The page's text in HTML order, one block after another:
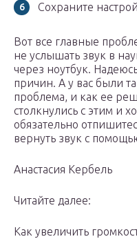
Сохраните
Вот все главные
не услышать звук в
через ноутбук.
причин. А у вас были
проблема, и как ее
столкнулись с этим и
обязательно
вернуть звук с
Анастасия Кербель
Читайте далее:
Как увеличить